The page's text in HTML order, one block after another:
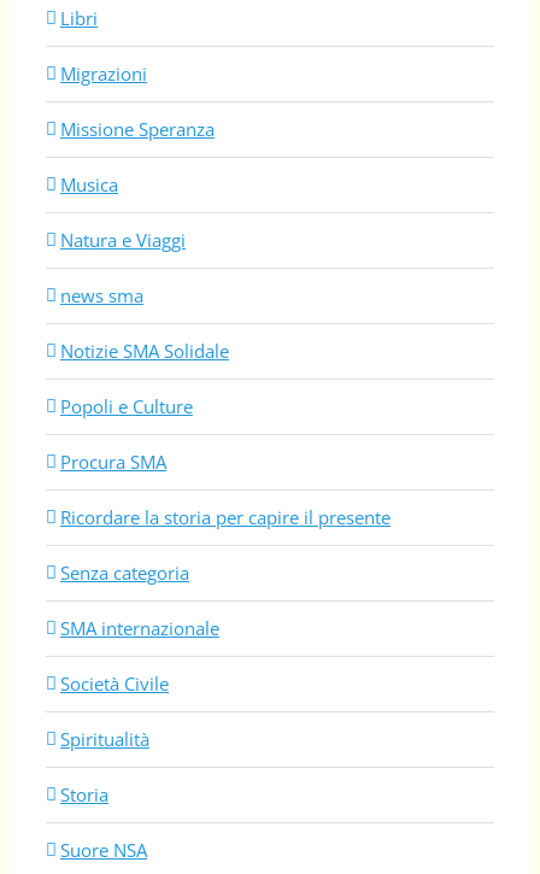
Libri
Migrazioni
Missione Speranza
Musica
Natura e Viaggi
news sma
Notizie SMA Solidale
Popoli e Culture
Procura SMA
Ricordare la storia per capire il presente
Senza categoria
SMA internazionale
Società Civile
Spiritualità
Storia
Suore NSA